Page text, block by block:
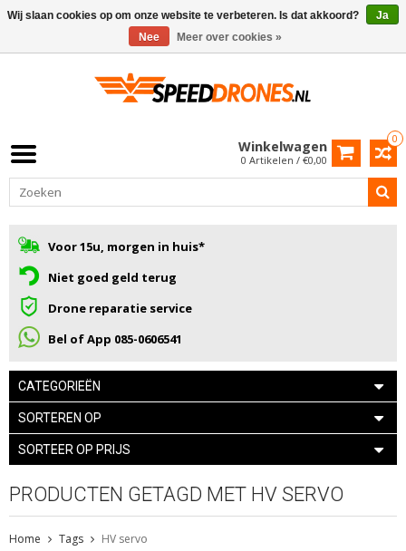
0
Winkelwagen
0 Artikelen / €0,00
Voor 15u, morgen in huis*
Niet goed geld terug
Drone reparatie service
Bel of App 085-0606541
CATEGORIEËN
SORTEREN OP
SORTEER OP PRIJS
PRODUCTEN GETAGD MET HV SERVO
Home Tags HV servo
Wij slaan cookies op om onze website te verbeteren. Is dat akkoord?
Ja
Nee
Meer over cookies »